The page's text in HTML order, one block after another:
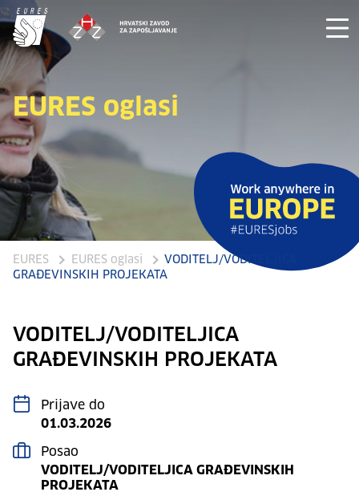
EURES oglasi
EURES EURES oglasi
VODITELJ/VODITELJICA
GRAĐEVINSKIH PROJEKATA
VODITELJ/VODITELJICA
GRAĐEVINSKIH PROJEKATA
Prijave do
01.03.2026
Posao
VODITELJ/VODITELJICA GRAĐEVINSKIH
PROJEKATA